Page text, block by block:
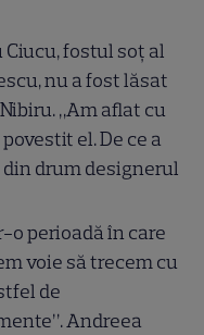
fostul soț al
nu a fost lăsat
„Am aflat cu
el. De ce a
drum designerul
o perioadă în care
voie să trecem cu
de
Andreea